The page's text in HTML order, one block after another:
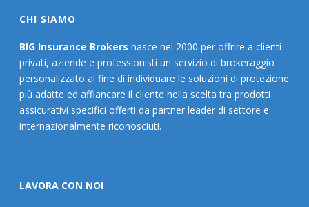
CHI SIAMO
BIG Insurance Brokers nasce nel 2000 per offrire a clienti
privati, aziende e professionisti un servizio di brokeraggio
personalizzato al fine di individuare le soluzioni di protezione
più adatte ed affiancare il cliente nella scelta tra prodotti
assicurativi specifici offerti da partner leader di settore e
internazionalmente riconosciuti.
LAVORA CON NOI